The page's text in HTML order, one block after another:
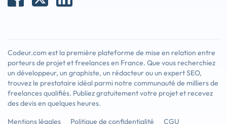
Codeur.com est la première plateforme de mise en relation entre
porteurs de projet et freelances en France. Que vous recherchiez
un développeur, un graphiste, un rédacteur ou un expert SEO,
trouvez le prestataire idéal parmi notre communauté de milliers de
freelances qualifiés. Publiez gratuitement votre projet et recevez
des devis en quelques heures.
Mentions légales
Politique de confidentialité CGU